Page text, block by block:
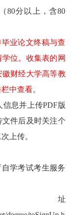
80分以上，含80
业论文终稿与查
位。收集表的网
徽财经大学高等教
中查看。
息并上传PDF版
件后及时关注个
上传。
学考试考生服务